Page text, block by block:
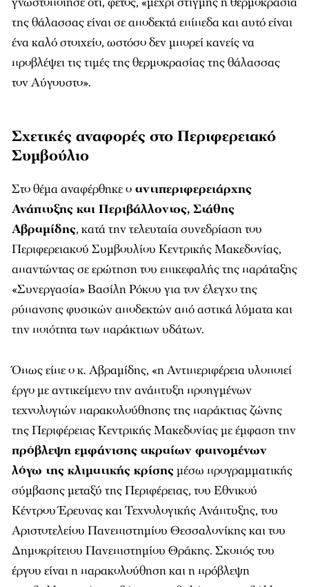
της θάλασσας είναι σε αποδεκτά επίπεδα και αυτό είναι
ένα καλό στοιχείο, ωστόσο δεν μπορεί κανείς να
προβλέψει τις τιμές της θερμοκρασίας της θάλασσας
τον Αύγουστο».
Σχετικές αναφορές στο Περιφερειακό
Συμβούλιο
Στο θέμα αναφέρθηκε ο αντιπεριφερειάρχης
Ανάπτυξης και Περιβάλλοντος, Στάθης
Αβραμίδης, κατά την τελευταία συνεδρίαση του
Περιφερειακού Συμβουλίου Κεντρικής Μακεδονίας,
απαντώντας σε ερώτηση του επικεφαλής της παράταξης
«Συνεργασία» Βασίλη Ρόκου για τον έλεγχο της
ρύπανσης φυσικών αποδεκτών από αστικά λύματα και
την ποιότητα των παράκτιων υδάτων.
Όπως είπε ο κ. Αβραμίδης, «η Αντιπεριφέρεια υλοποιεί
έργο με αντικείμενο την ανάπτυξη προηγμένων
τεχνολογιών παρακολούθησης της παράκτιας ζώνης
της Περιφέρειας Κεντρικής Μακεδονίας με έμφαση την
πρόβλεψη εμφάνισης ακραίων φαινομένων
λόγω της κλιματικής κρίσηςμέσω προγραμματικής
σύμβασης μεταξύ της Περιφέρειας, του Εθνικού
Κέντρου Έρευνας και Τεχνολογικής Ανάπτυξης, του
Αριστοτελείου Πανεπιστημίου Θεσσαλονίκης και του
Δημοκρίτειου Πανεπιστημίου Θράκης. Σκοπός του
έργου είναι η παρακολούθηση και η πρόβλεψη